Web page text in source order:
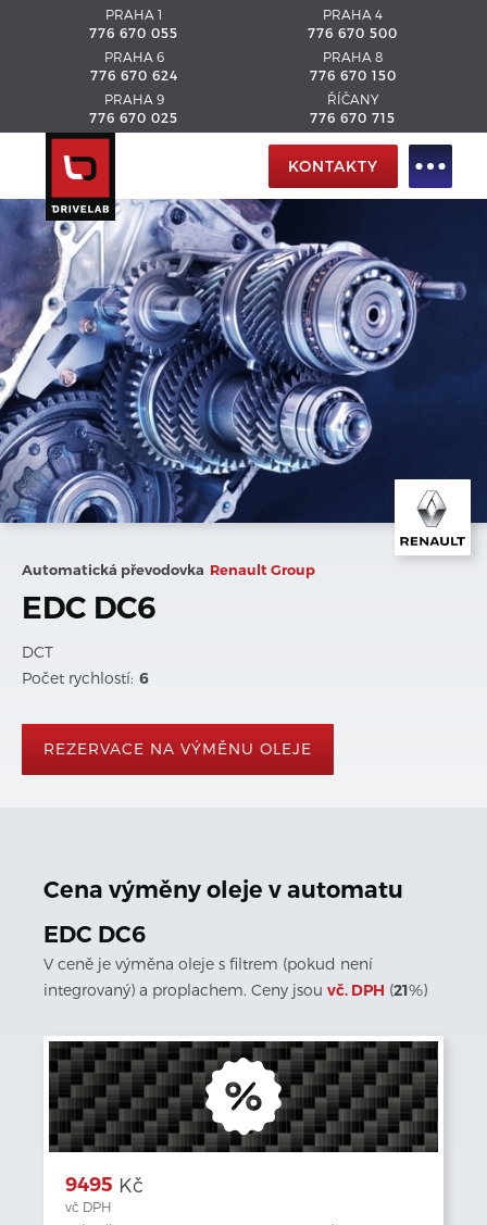
PRAHA 1
776 670 055
PRAHA 4
776 670 500
PRAHA 6
776 670 624
PRAHA 8
776 670 150
PRAHA 9
776 670 025
ŘÍČANY
776 670 715
KONTAKTY
Automatická převodovka Renault Group
EDC DC6
DCT
Počet rychlostí: 6
REZERVACE NA VÝMĚNU OLEJE
Cena výměny oleje v automatu
EDC DC6
V ceně je výměna oleje s filtrem (pokud není
integrovaný) a proplachem. Ceny jsouvč. DPH (21%)
9495 Kč
vč DPH